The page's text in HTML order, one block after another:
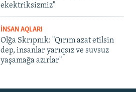
ekektriksizmiz"
İNSAN AQLARI
Olğa Skrıpnık: "Qırım azat etilsin
dep, insanlar yarıqsız ve suvsuz
yaşamağa azırlar"